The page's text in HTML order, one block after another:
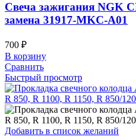
Свеча зажигания NGK
замена 31917-MKC-A01
700 ₽
В корзину
Сравнить
Быстрый просмотр
Добавить в список желаний